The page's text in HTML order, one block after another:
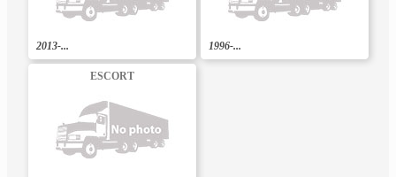
2013-... 1996-...
ESCORT